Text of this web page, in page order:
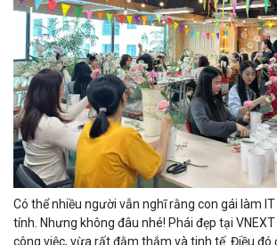
Có thể nhiều người vẫn nghĩ rằng con gái làm
tính. Nhưng không đâu nhé! Phái đẹp tại
công việc, vừa rất đằm thắm và tinh tế. Điều đó